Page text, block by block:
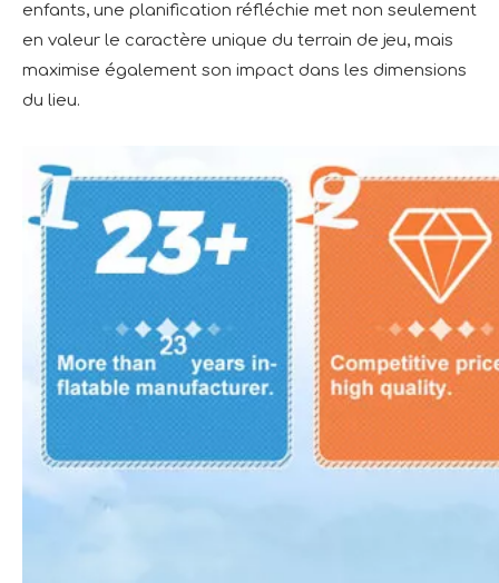
enfants, une planification réfléchie met non seulement
en valeur le caractère unique du terrain de jeu, mais
maximise également son impact dans les dimensions
du lieu.